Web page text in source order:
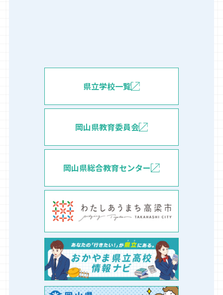
県立学校一覧
岡山県教育委員会
岡山県総合教育センター